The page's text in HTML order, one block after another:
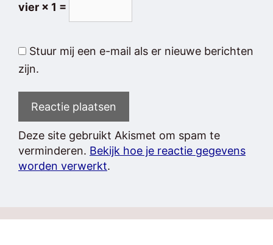
vier × 1 =
Stuur mij een e-mail als er nieuwe berichten
zijn.
Deze site gebruikt Akismet om spam te
verminderen. Bekijk hoe je reactie gegevens
worden verwerkt.